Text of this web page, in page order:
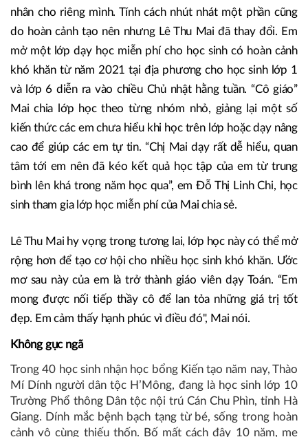
nhân cho riêng mình. Tính cách nhút nhát một phần cũng
do hoàn cảnh tạo nên nhưng Lê Thu Mai đã thay đổi. Em
mở một lớp dạy học miễn phí cho học sinh có hoàn cảnh
khó khăn từ năm 2021 tại địa phương cho học sinh lớp 1
và lớp 6 diễn ra vào chiều Chủ nhật hằng tuần. “Cô giáo”
Mai chia lớp học theo từng nhóm nhỏ, giảng lại một số
kiến thức các em chưa hiểu khi học trên lớp hoặc dạy nâng
cao để giúp các em tự tin. “Chị Mai dạy rất dễ hiểu, quan
tâm tới em nên đã kéo kết quả học tập của em từ trung
bình lên khá trong năm học qua”, em Đỗ Thị Linh Chi, học
sinh tham gia lớp học miễn phí của Mai chia sẻ.
Lê Thu Mai hy vọng trong tương lai, lớp học này có thể mở
rộng hơn để tạo cơ hội cho nhiều học sinh khó khăn. Ước
mơ sau này của em là trở thành giáo viên dạy Toán. “Em
mong được nối tiếp thầy cô để lan tỏa những giá trị tốt
đẹp. Em cảm thấy hạnh phúc vì điều đó", Mai nói.
Không gục ngã
Trong 40 học sinh nhận học bổng Kiến tạo năm nay, Thào
Mí Dính người dân tộc H’Mông, đang là học sinh lớp 10
Trường Phổ thông Dân tộc nội trú Cán Chu Phìn, tỉnh Hà
Giang. Dính mắc bệnh bạch tạng từ bé, sống trong hoàn
cảnh vô cùng thiếu thốn. Bố mất cách đây 10 năm, mẹ